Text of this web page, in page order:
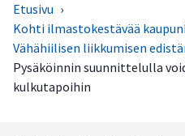
Etusivu ›
Kohti ilmastokestävää
Vähähiilisen liikkumisen
Pysäköinnin suunnittelulla
kulkutapoihin